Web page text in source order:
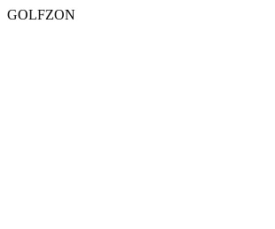
GOLFZON